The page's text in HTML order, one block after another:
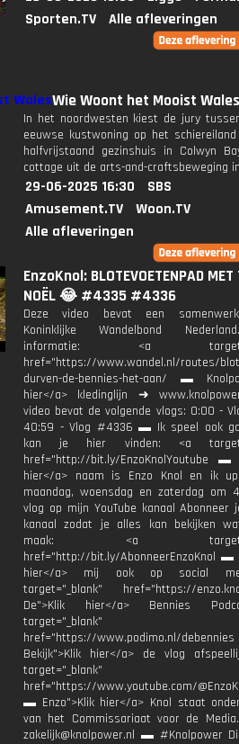
Sporten.TV
Alle afleveringen
Wie Woont het Mooist Wales
In het noordwesten kiest de jury
eeuwse kustwoning op het
halfvrijstaand gezinshuis in Colwyn
cottage uit de arts-and-craftsbeweging
29-06-2025 16:30
SBS
Amusement.TV
Woon.TV
Alle afleveringen
EnzoKnol: BLOTEVOETENPAD
NOËL 😂 #4335 #4336
Deze video bevat een
Koninklijke Wandelbond
informatie: <a
href="https://www.wandel.nl/routes/
durven-de-bennies-het-aan/ ▬
hier</a> kledinglijn ➜
video bevat de volgende vlogs: 0:00 -
40:59 - Vlog #4336 ▬ Ik speel ook
kan je hier vinden: <a
href="http://bit.ly/EnzoKnolYoutube ▬
hier</a> naam is Enzo Knol en ik
maandag, woensdag en zaterdag om
vlog op mijn YouTube kanaal Abonneer
kanaal zodat je alles kan bekijken
maak: <a
href="http://bit.ly/AbonneerEnzoKnol ▬
hier</a> mij ook op social
target="_blank" href="https://
De">Klik hier</a> Bennies
target="_blank"
href="https://www.podimo.nl/debennies
Bekijk">Klik hier</a> de vlog
target="_blank"
href="https://www.youtube.com/
▬ Enzo">Klik hier</a> Knol staat
van het Commissariaat voor de
zakelijk@knolpower.nl ▬ #Knolpower